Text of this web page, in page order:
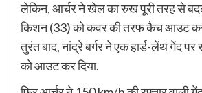
लेकिन, आर्चर ने खेल का रुख पूरी तरह से
किशन (33) को कवर की तरफ कैच आउट
तुरंत बाद, नांद्रे बर्गर ने एक हार्ड-लेंथ गेंद
को आउट कर दिया.